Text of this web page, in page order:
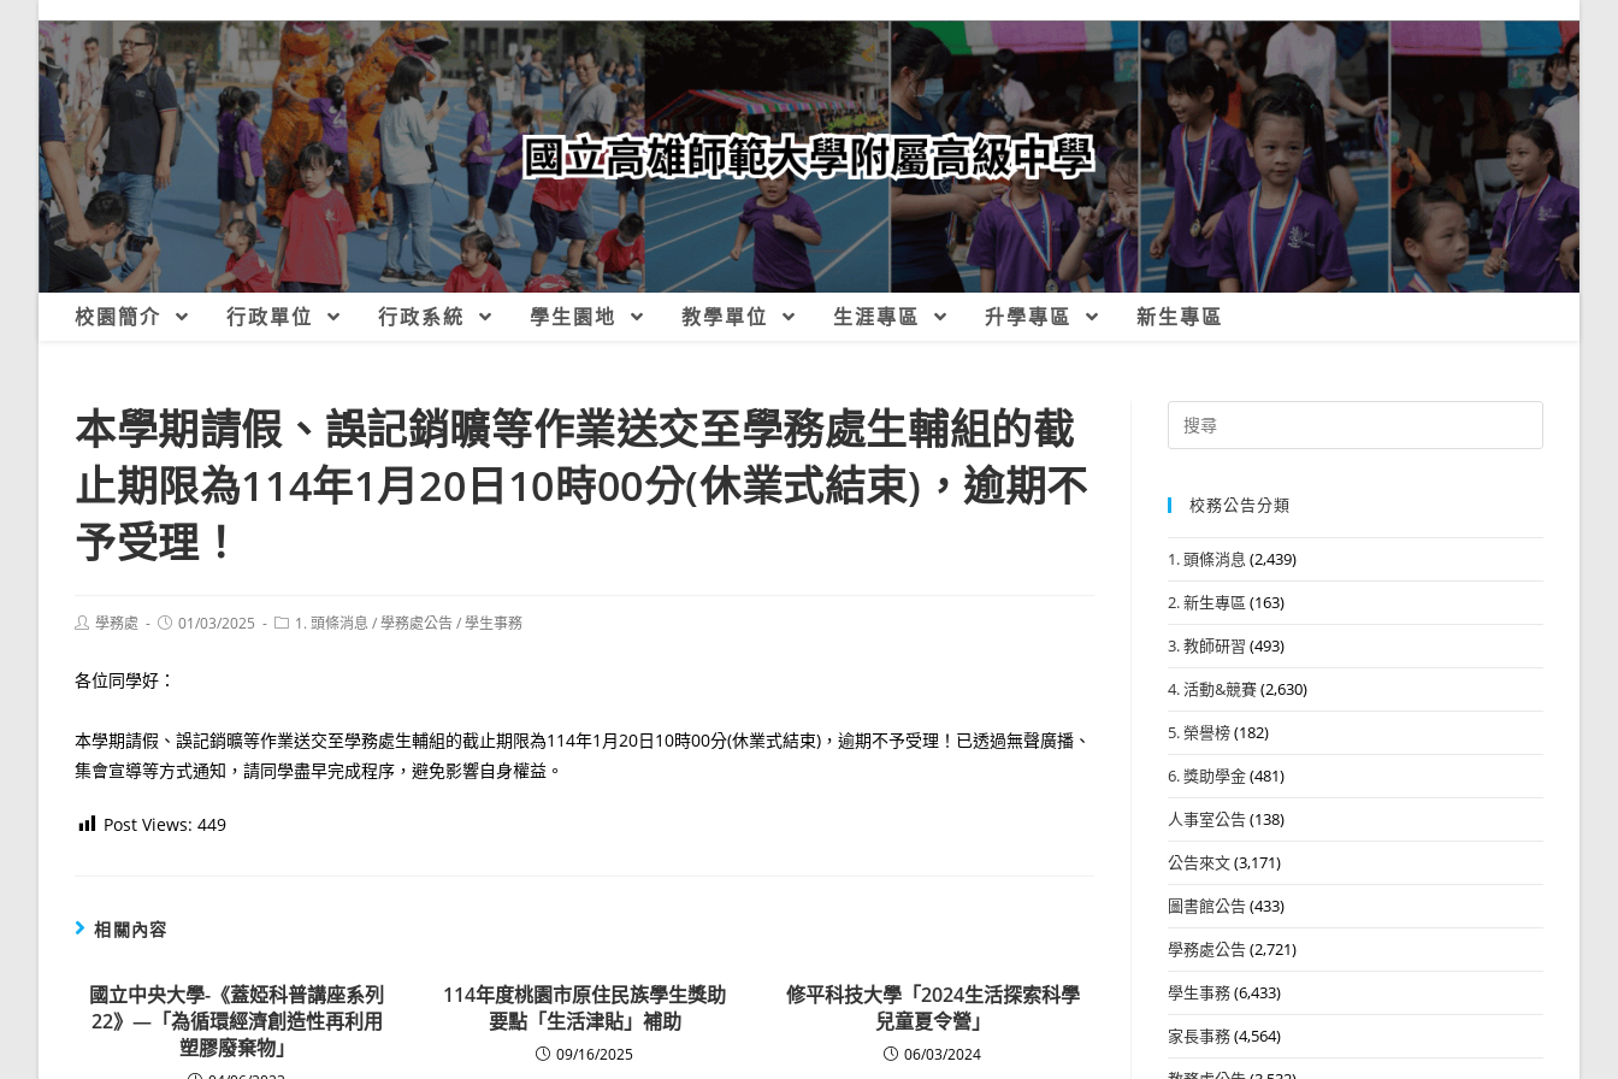
校園簡介 行政單位 行政系統 學生園地 教學單位 生涯專區 升學專區 新生專區
本學期請假、誤記銷曠等作業送交至學務處生輔組的截
止期限為114年1月20日10時00分(休業式結束)，逾期不
予受理！
Post學務處
Post01/03/2025
Post1. 頭條消息 /學務處公告/學生事務
各位同學好：
本學期請假、誤記銷曠等作業送交至學務處生輔組的截止期限為114年1月20日10時00分(休業式結束)，逾期不予受理！已透過無聲廣播、
集會宣導等方式通知，請同學盡早完成程序，避免影響自身權益。
Post Views: 449
相關內容
國立中央大學-《蓋婭科普講座系列
22》—「為循環經濟創造性再利用
塑膠廢棄物」
114年度桃園市原住民族學生獎助
要點「生活津貼」補助
09/16/2025
修平科技大學「2024生活探索科學
兒童夏令營」
06/03/2024
Search
for:
校務公告分類
1. 頭條消息 (2,439)
2. 新生專區 (163)
3. 教師研習 (493)
4. 活動&競賽(2,630)
5. 榮譽榜(182)
6. 獎助學金(481)
人事室公告(138)
公告來文(3,171)
圖書館公告(433)
學務處公告(2,721)
學生事務(6,433)
家長事務(4,564)